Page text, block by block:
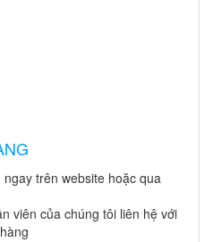
trên website hoặc qua
viên của chúng tôi liên hệ với